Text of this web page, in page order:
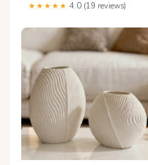
★★★★★ 4.0 (19 reviews)